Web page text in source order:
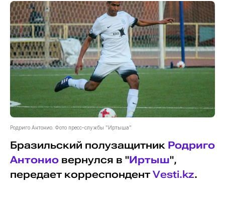
Родриго Антонио. Фото пресс-службы "Иртыша"
Бразильский полузащитник Родриго
Антониовернулся в "Иртыш",
передает корреспондент Vesti.kz.